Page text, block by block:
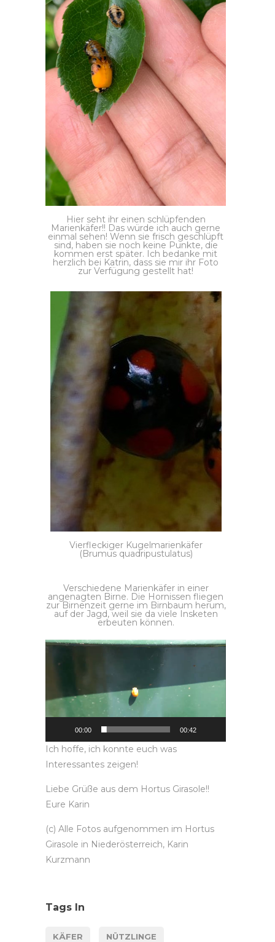
Hier seht ihr einen schlüpfenden
Marienkäfer!! Das würde ich auch gerne
einmal sehen! Wenn sie frisch geschlüpft
sind, haben sie noch keine Punkte, die
kommen erst später. Ich bedanke mit
herzlich bei Katrin, dass sie mir ihr Foto
zur Verfügung gestellt hat!
Vierfleckiger Kugelmarienkäfer
(Brumus quadripustulatus)
Verschiedene Marienkäfer in einer
angenagten Birne. Die Hornissen fliegen
zur Birnenzeit gerne im Birnbaum herum,
auf der Jagd, weil sie da viele Insketen
erbeuten können.
V
l
00:00 00:42
Ich hoffe, ich konnte euch was
Interessantes zeigen!
Liebe Grüße aus dem Hortus Girasole!!
Eure Karin
(c) Alle Fotos aufgenommen im Hortus
Girasole in Niederösterreich, Karin
Kurzmann
Tags In
KÄFER NÜTZLINGE